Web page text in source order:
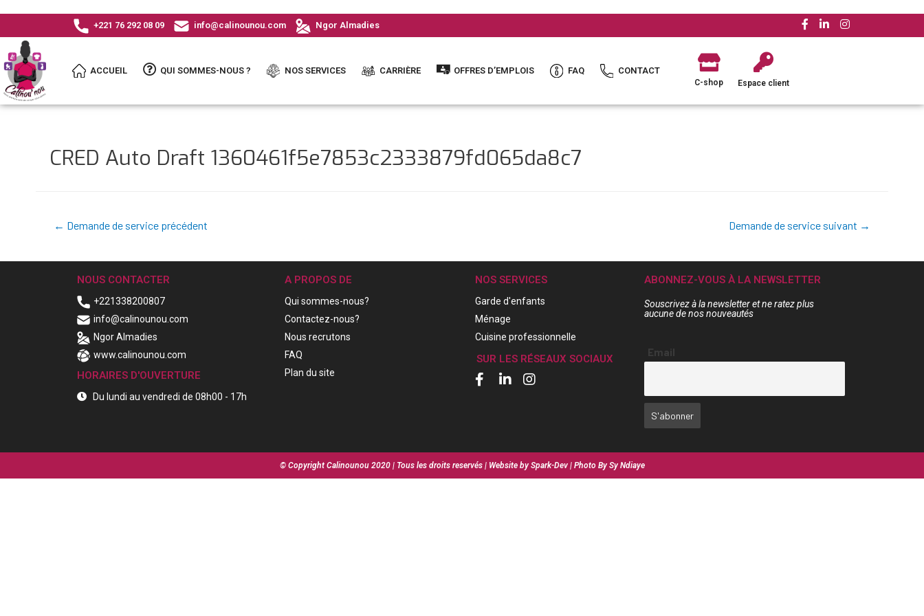
+221 76 292 08 09 info@calinounou.com Ngor Almadies
ACCUEIL QUI SOMMES-NOUS ? NOS SERVICES CARRIÈRE OFFRES D’EMPLOIS FAQ CONTACT
C-shop Espace client
CRED Auto Draft 1360461f5e7853c2333879fd065da8c7
← Demande de service précédent Demande de service suivant →
NOUS CONTACTER
+221338200807
info@calinounou.com
Ngor Almadies
www.calinounou.com
HORAIRES D'OUVERTURE
Du lundi au vendredi de 08h00 - 17h
A PROPOS DE
Qui sommes-nous?
Contactez-nous?
Nous recrutons
FAQ
Plan du site
NOS SERVICES
Garde d'enfants
Ménage
Cuisine professionnelle
SUR LES RÉSEAUX SOCIAUX
ABONNEZ-VOUS À LA NEWSLETTER
Souscrivez à la newsletter et ne ratez plus
aucune de nos nouveautés
Email
© Copyright Calinounou 2020 | Tous les droits reservés | Website by Spark-Dev | Photo By Sy Ndiaye